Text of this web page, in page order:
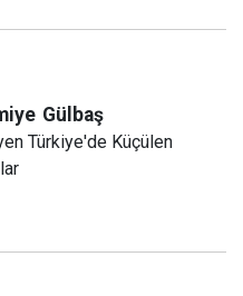
Gülbaş
Türkiye'de Küçülen